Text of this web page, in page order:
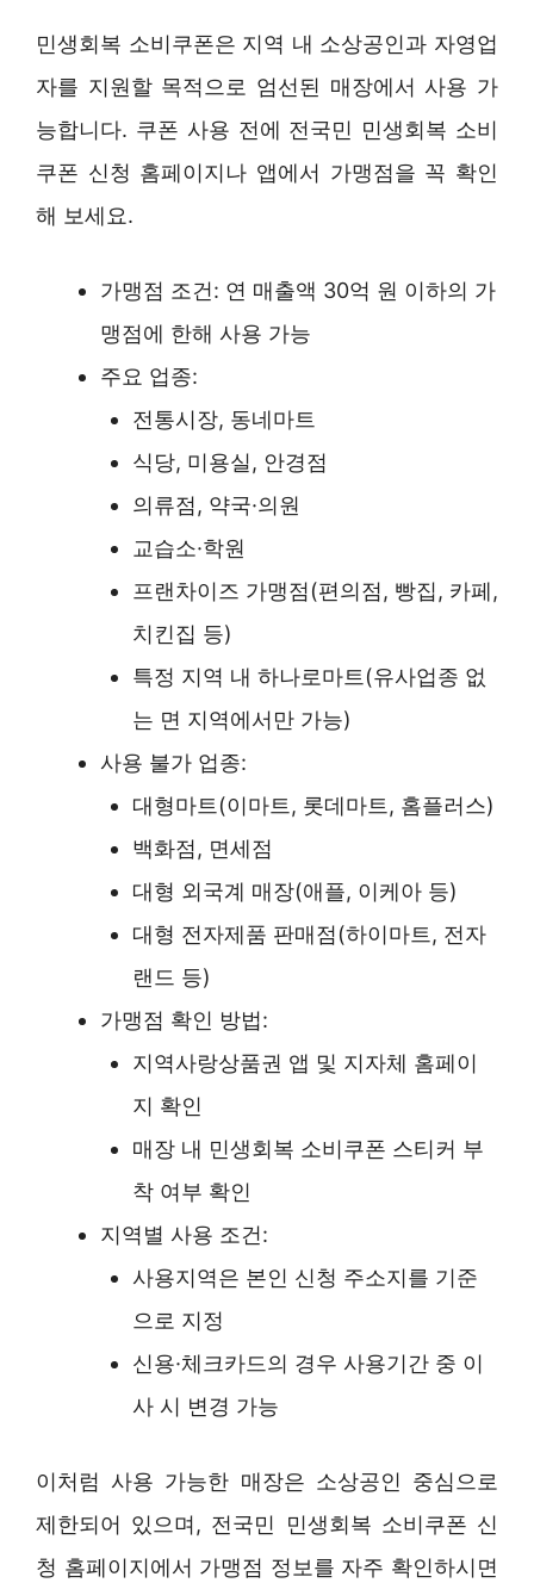
민생회복 소비쿠폰은 지역 내 소상공인과 자영업
자를 지원할 목적으로 엄선된 매장에서 사용 가
능합니다. 쿠폰 사용 전에 전국민 민생회복 소비
쿠폰 신청 홈페이지나 앱에서 가맹점을 꼭 확인
해 보세요.
가맹점 조건: 연 매출액 30억 원 이하의 가
맹점에 한해 사용 가능
주요 업종:
전통시장, 동네마트
식당, 미용실, 안경점
의류점, 약국·의원
교습소·학원
프랜차이즈 가맹점(편의점, 빵집, 카페,
치킨집 등)
특정 지역 내 하나로마트(유사업종 없
는 면 지역에서만 가능)
사용 불가 업종:
대형마트(이마트, 롯데마트, 홈플러스)
백화점, 면세점
대형 외국계 매장(애플, 이케아 등)
대형 전자제품 판매점(하이마트, 전자
랜드 등)
가맹점 확인 방법:
지역사랑상품권 앱 및 지자체 홈페이
지 확인
매장 내 민생회복 소비쿠폰 스티커 부
착 여부 확인
지역별 사용 조건:
사용지역은 본인 신청 주소지를 기준
으로 지정
신용·체크카드의 경우 사용기간 중 이
사 시 변경 가능
이처럼 사용 가능한 매장은 소상공인 중심으로
제한되어 있으며, 전국민 민생회복 소비쿠폰 신
청 홈페이지에서 가맹점 정보를 자주 확인하시면